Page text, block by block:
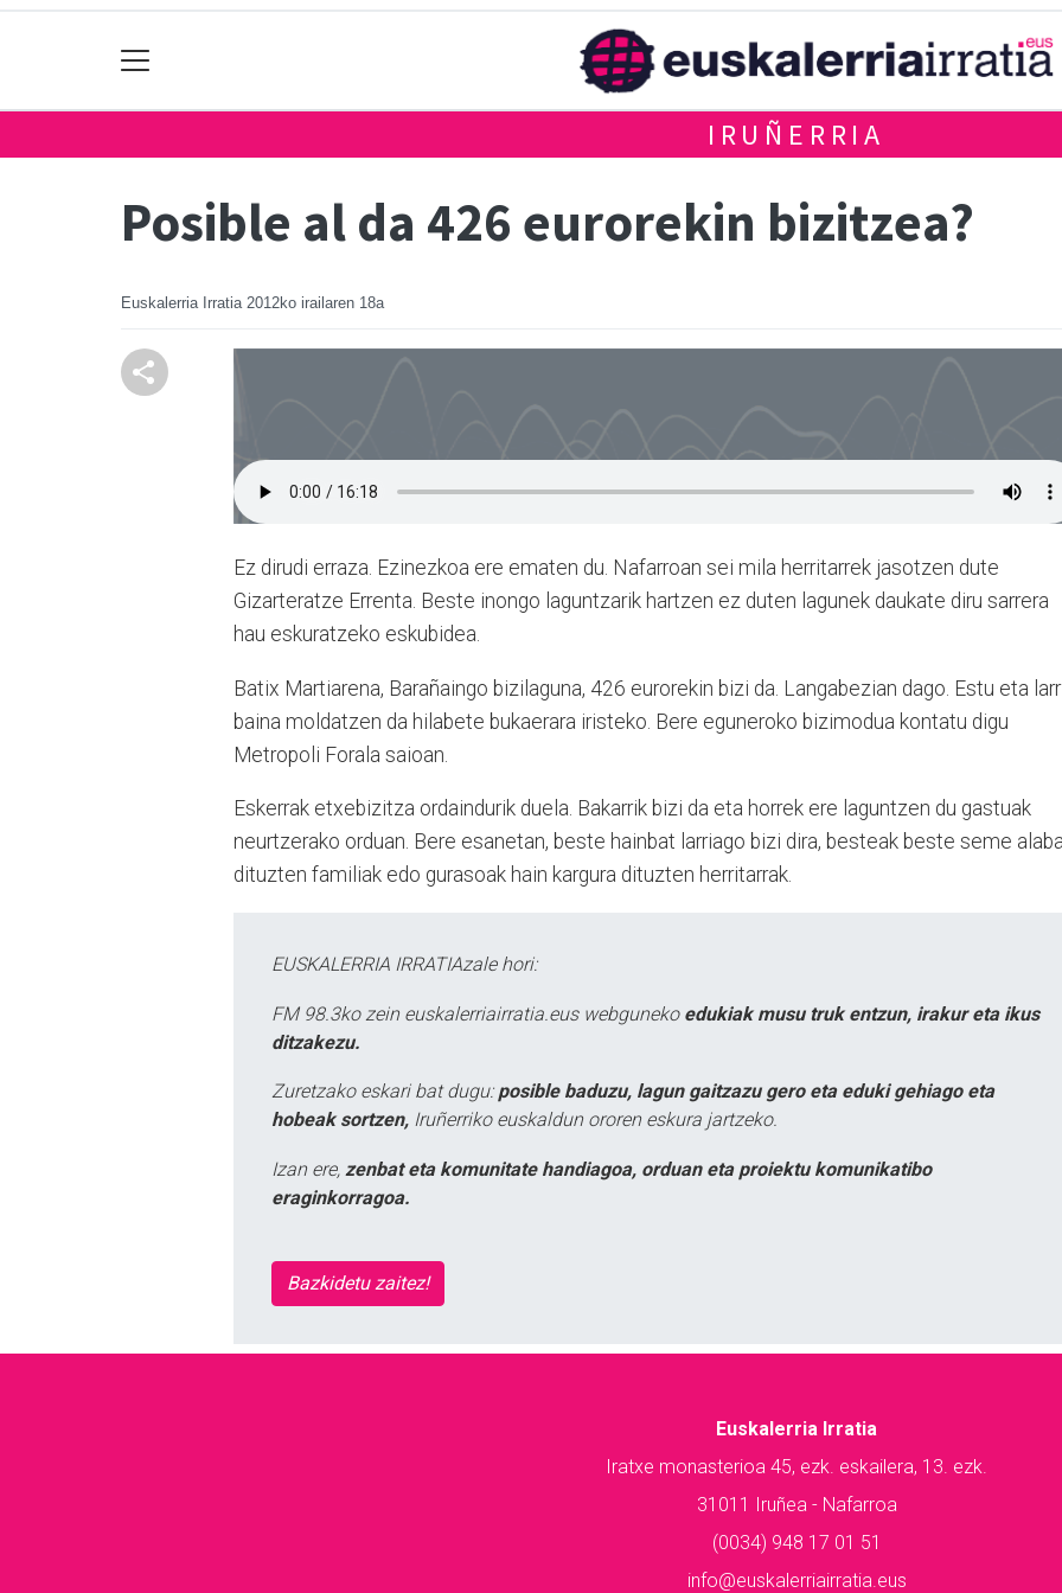
IRUÑERRIA
Posible al da 426 eurorekin bizitzea?
Euskalerria Irratia 2012ko irailaren 18a
Ez dirudi erraza. Ezinezkoa ere ematen du. Nafarroan sei mila herritarrek jasotzen dute
Gizarteratze Errenta. Beste inongo laguntzarik hartzen ez duten lagunek daukate diru sarrera
hau eskuratzeko eskubidea.
Batix Martiarena, Barañaingo bizilaguna, 426 eurorekin bizi da. Langabezian dago. Estu eta
baina moldatzen da hilabete bukaerara iristeko. Bere eguneroko bizimodua kontatu digu
Metropoli Forala saioan.
Eskerrak etxebizitza ordaindurik duela. Bakarrik bizi da eta horrek ere laguntzen du gastuak
neurtzerako orduan. Bere esanetan, beste hainbat larriago bizi dira, besteak beste seme
dituzten familiak edo gurasoak hain kargura dituzten herritarrak.
EUSKALERRIA IRRATIAzale hori:
FM 98.3ko zein euskalerriairratia.eus webguneko edukiak musu truk entzun, irakur eta ikus
ditzakezu.
Zuretzako eskari bat dugu: posible baduzu, lagun gaitzazu gero eta eduki gehiago eta
hobeak sortzen, Iruñerriko euskaldun ororen eskura jartzeko.
Izan ere, zenbat eta komunitate handiagoa, orduan eta proiektu komunikatibo
eraginkorragoa.
Bazkidetu zaitez!
Euskalerria Irratia
Iratxe monasterioa 45, ezk. eskailera, 13. ezk.
31011 Iruñea - Nafarroa
(0034) 948 17 01 51
info@euskalerriairratia.eus